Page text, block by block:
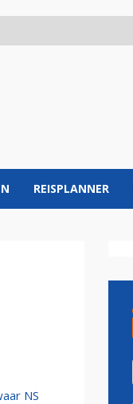
REISPLANNER
NS